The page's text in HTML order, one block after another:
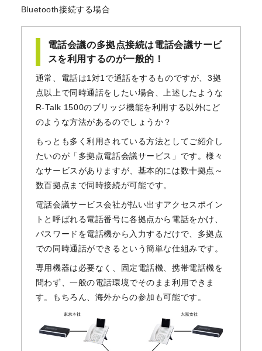
Bluetooth接続する場合
電話会議の多拠点接続は電話会議サービ
スを利用するのが一般的！
通常、電話は1対1で通話をするものですが、3拠
点以上で同時通話をしたい場合、上述したような
R-Talk 1500のブリッジ機能を利用する以外にど
のような方法があるのでしょうか？
もっとも多く利用されている方法としてご紹介し
たいのが「多拠点電話会議サービス」です。様々
なサービスがありますが、基本的には数十拠点～
数百拠点まで同時接続が可能です。
電話会議サービス会社が払い出すアクセスポイン
トと呼ばれる電話番号に各拠点から電話をかけ、
パスワードを電話機から入力するだけで、多拠点
での同時通話ができるという簡単な仕組みです。
専用機器は必要なく、固定電話機、携帯電話機を
問わず、一般の電話環境でそのまま利用できま
す。もちろん、海外からの参加も可能です。